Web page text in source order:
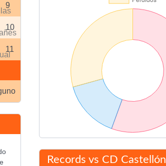
9
10
11
Records vs CD Castellón